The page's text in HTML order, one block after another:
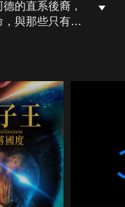
的直系後裔，
與那些只有他
與維多利亞，
後，不惜一切